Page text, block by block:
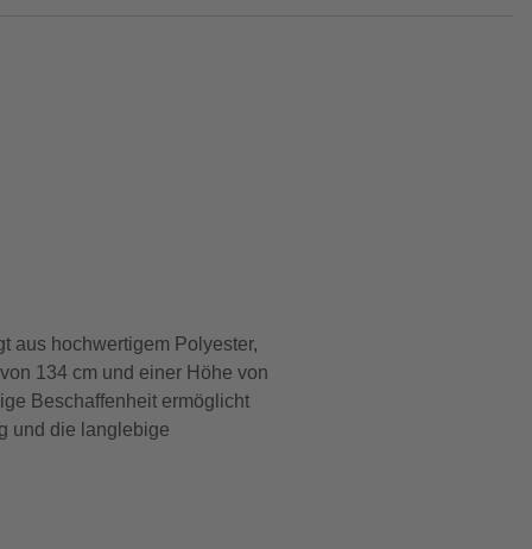
aus hochwertigem Polyester,
134 cm und einer Höhe von
Beschaffenheit ermöglicht
und die langlebige